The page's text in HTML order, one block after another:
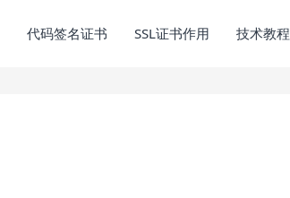
代码签名证书 SSL证书作用 技术教程